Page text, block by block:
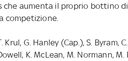
che aumenta il proprio bottino
competizione.
Krul, G. Hanley (Cap.), S. Byram,
K. McLean, M. Normann,